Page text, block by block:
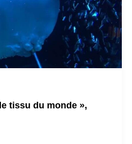
tissu du monde »,